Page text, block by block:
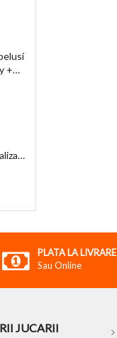
+
PLATA LA LIVRARE
Sau Online
JUCARII